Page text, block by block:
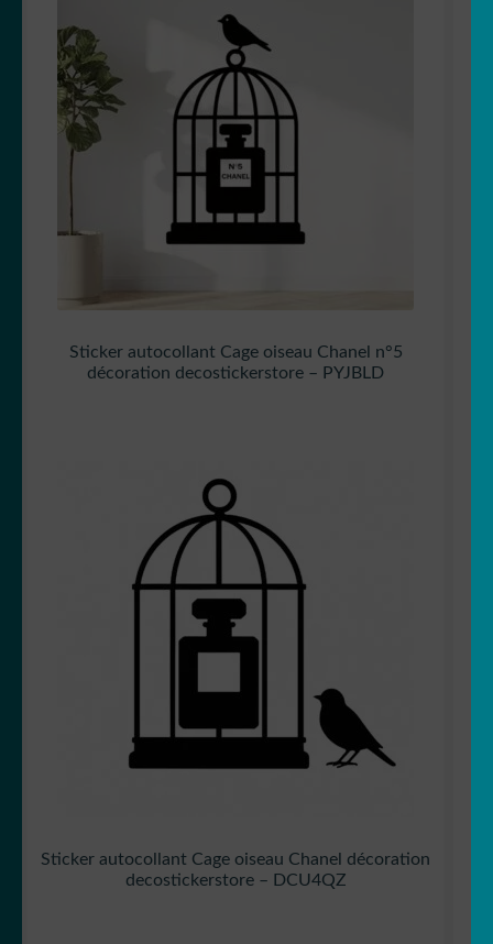
Sticker autocollant Cage oiseau Chanel n°5
décoration decostickerstore – PYJBLD
Sticker autocollant Cage oiseau Chanel décoration
decostickerstore – DCU4QZ